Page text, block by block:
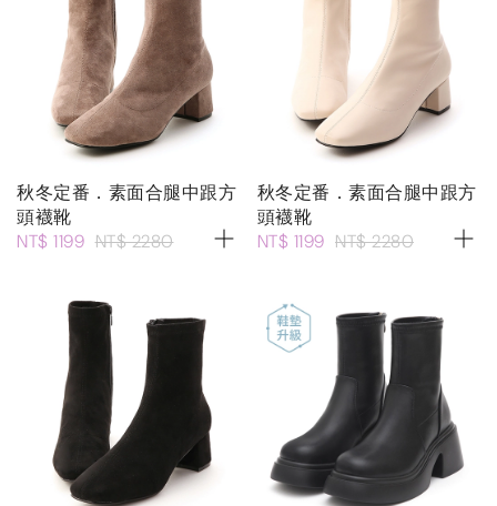
秋冬定番．素面合腿中跟方
頭襪靴
NT$ 1199 NT$ 2280
秋冬定番．素面合腿中跟方
頭襪靴
NT$ 1199 NT$ 2280